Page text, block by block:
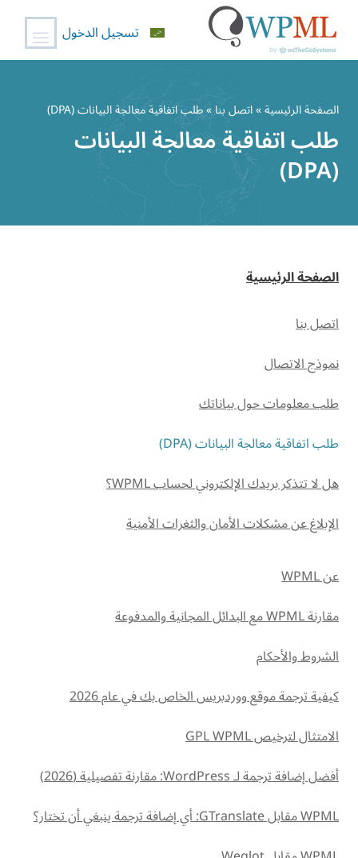
المحتوى
تسجيل الدخول
الصفحة الرئيسية»اتصل بنا» طلب اتفاقية معالجة البيانات (DPA)
طلب اتفاقية معالجة البيانات
(DPA)
الصفحة الرئيسية
اتصل بنا
نموذج الاتصال
طلب معلومات حول بياناتك
طلب اتفاقية معالجة البيانات (DPA)
هل لا تتذكر بريدك الإلكتروني لحساب WPML؟
الإبلاغ عن مشكلات الأمان والثغرات الأمنية
عن WPML
مقارنة WPML مع البدائل المجانية والمدفوعة
الشروط والأحكام
كيفية ترجمة موقع ووردبريس الخاص بك في عام 2026
الامتثال لترخيص WPML ‏GPL
أفضل إضافة ترجمة لـ WordPress: مقارنة تفصيلية (2026)
WPML مقابل GTranslate: أي إضافة ترجمة ينبغي أن تختار؟